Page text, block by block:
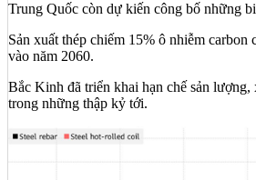
Trung Quốc còn dự kiến công bố những
Sản xuất thép chiếm 15% ô nhiễm
vào năm 2060.
Bắc Kinh đã triển khai hạn chế sản
trong những thập kỷ tới.